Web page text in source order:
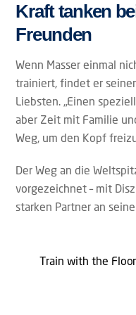
Kraft tanken
Freunden
Wenn Masser einmal
trainiert, findet er
Liebsten. „Einen
aber Zeit mit Familie
Weg, um den Kopf
Der Weg an die
vorgezeichnet – mit
starken Partner an
Train with the